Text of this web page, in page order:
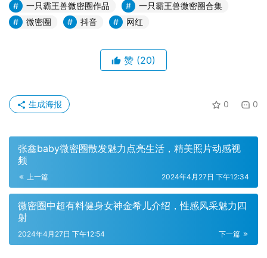
这份免费下载资源的内容丰富多彩，包括了霸王兽的各个方
您将通过珍贵的图片、视频和文字资料，仿佛亲临现场，与
霸王兽零距离接触。这不仅仅是一次简单的观赏，更是一次
免费获取霸王兽的珍贵资源下载，更是一次冒险与发现的旅
程。在这个数字化时代，我们可以轻松地在家中就探索到世
一只霸王兽微密圈作品
一只霸王兽微密圈合集
微密圈
抖音 网红
赞 (20)
0 0
生成海报
张鑫baby微密圈散发魅力点亮生活，精美照片动感视
频
上一篇 2024年4月27日 下午12:34
微密圈中超有料健身女神金希儿介绍，性感风采魅力四
射
下一篇
2024年4月27日 下午12:54